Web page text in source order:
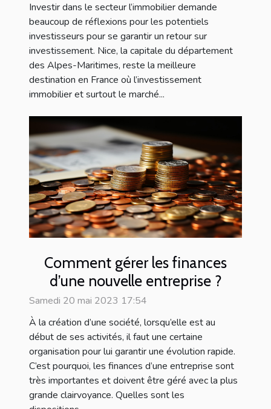
Investir dans le secteur l’immobilier demande
beaucoup de réflexions pour les potentiels
investisseurs pour se garantir un retour sur
investissement. Nice, la capitale du département
des Alpes-Maritimes, reste la meilleure
destination en France où l’investissement
immobilier et surtout le marché...
Comment gérer les finances
d’une nouvelle entreprise ?
Samedi 20 mai 2023 17:54
À la création d’une société, lorsqu’elle est au
début de ses activités, il faut une certaine
organisation pour lui garantir une évolution rapide.
C’est pourquoi, les finances d’une entreprise sont
très importantes et doivent être géré avec la plus
grande clairvoyance. Quelles sont les